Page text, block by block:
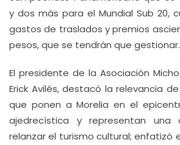
y dos más para el Mundial Sub 20,
gastos de traslados y premios
pesos, que se tendrán que gestionar.
El presidente de la Asociación
Erick Avilés, destacó la relevancia
que ponen a Morelia en el
ajedrecística y representan una
relanzar el turismo cultural; enfatizó